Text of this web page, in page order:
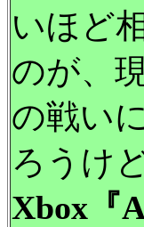
いほど
のが、
の戦い
ろうけど
Xbox『